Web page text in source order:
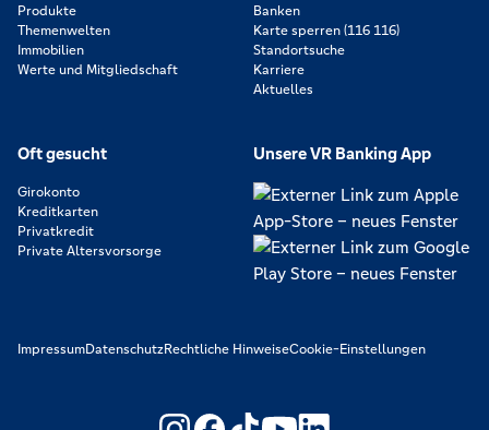
Produkte
Themenwelten
Immobilien
Werte und Mitgliedschaft
Banken
Karte sperren (116 116)
Standortsuche
Karriere
Aktuelles
Oft gesucht
Girokonto
Kreditkarten
Privatkredit
Private Altersvorsorge
Unsere VR Banking App
ImpressumDatenschutzRechtliche HinweiseCookie-Einstellungen
https://www.youtube.com/
https://